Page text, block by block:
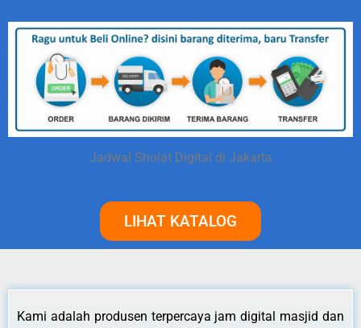
Jadwal Sholat Digital di Jakarta
LIHAT KATALOG
Kami adalah produsen terpercaya jam digital masjid dan